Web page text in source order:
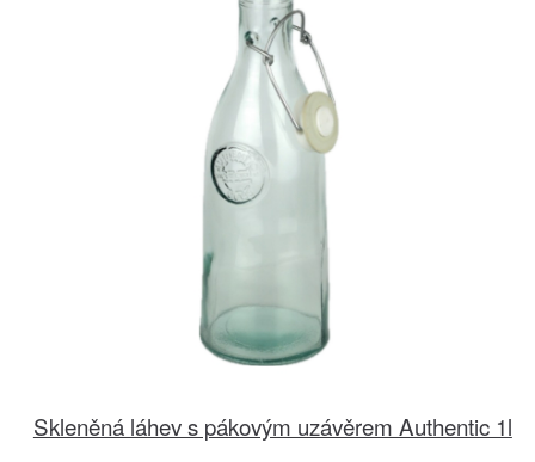
Skleněná láhev s pákovým uzávěrem Authentic 1l